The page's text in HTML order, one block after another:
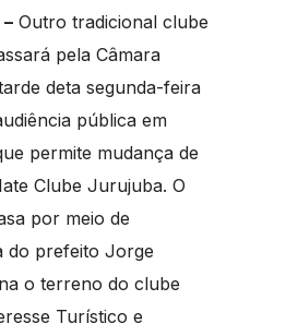
Outro tradicional clube
pela Câmara
deta segunda-feira
pública em
permite mudança de
Clube Jurujuba. O
por meio de
do prefeito Jorge
o terreno do clube
Turístico e